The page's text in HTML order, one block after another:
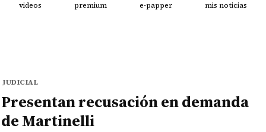
videos premium e-papper mis noticias
JUDICIAL
Presentan recusación en demanda
de Martinelli